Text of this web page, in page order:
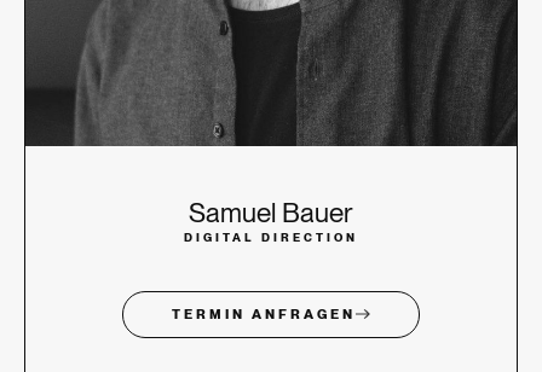
Samuel Bauer
DIGITAL DIRECTION
TERMIN ANFRAGEN